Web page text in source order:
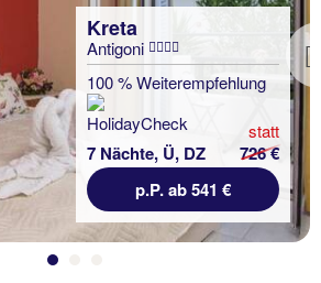
Kreta
Antigoni
100 % Weiterempfehlung
7 Nächte, Ü, DZ
statt
726 €
p.P. ab 541 €